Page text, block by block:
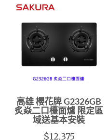
高雄 櫻花牌 G2326GB
炙焱二口檯面爐 限定區
域送基本安裝
$12,375